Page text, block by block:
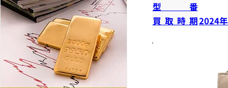
型番
買取時期2024